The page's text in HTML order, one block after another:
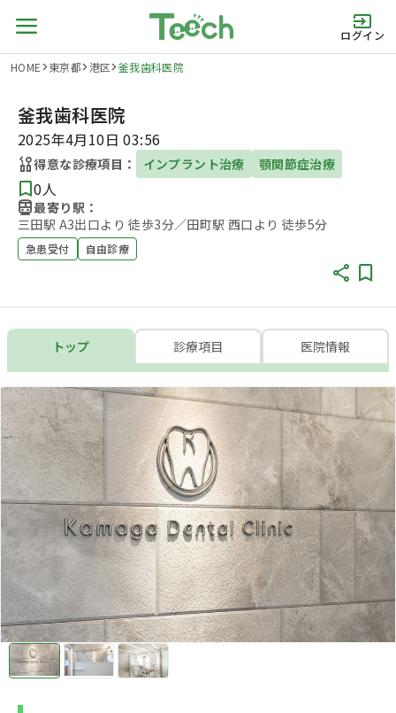
ログイン
HOME 東京都 港区 釜我歯科医院
釜我歯科医院
2025年4月10日 03:56
得意な診療項目： インプラント治療 顎関節症治療
0人
最寄り駅：
三田駅 A3出口より 徒歩3分／田町駅 西口より 徒歩5分
急患受付 自由診療
トップ 診療項目 医院情報